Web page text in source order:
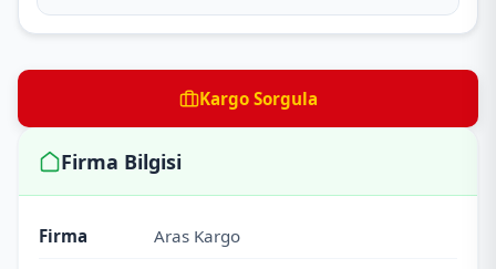
Kargo Sorgula
Firma Bilgisi
Firma Aras Kargo